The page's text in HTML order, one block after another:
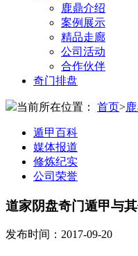
鹿鼎介绍
案例展示
精品走廊
公司活动
合作伙伴
奇门排盘
当前所在位置： 首页>
遁甲百科
媒体报道
修炼纪实
公司荣誉
道家阴盘奇门遁甲与
发布时间：2017-09-20